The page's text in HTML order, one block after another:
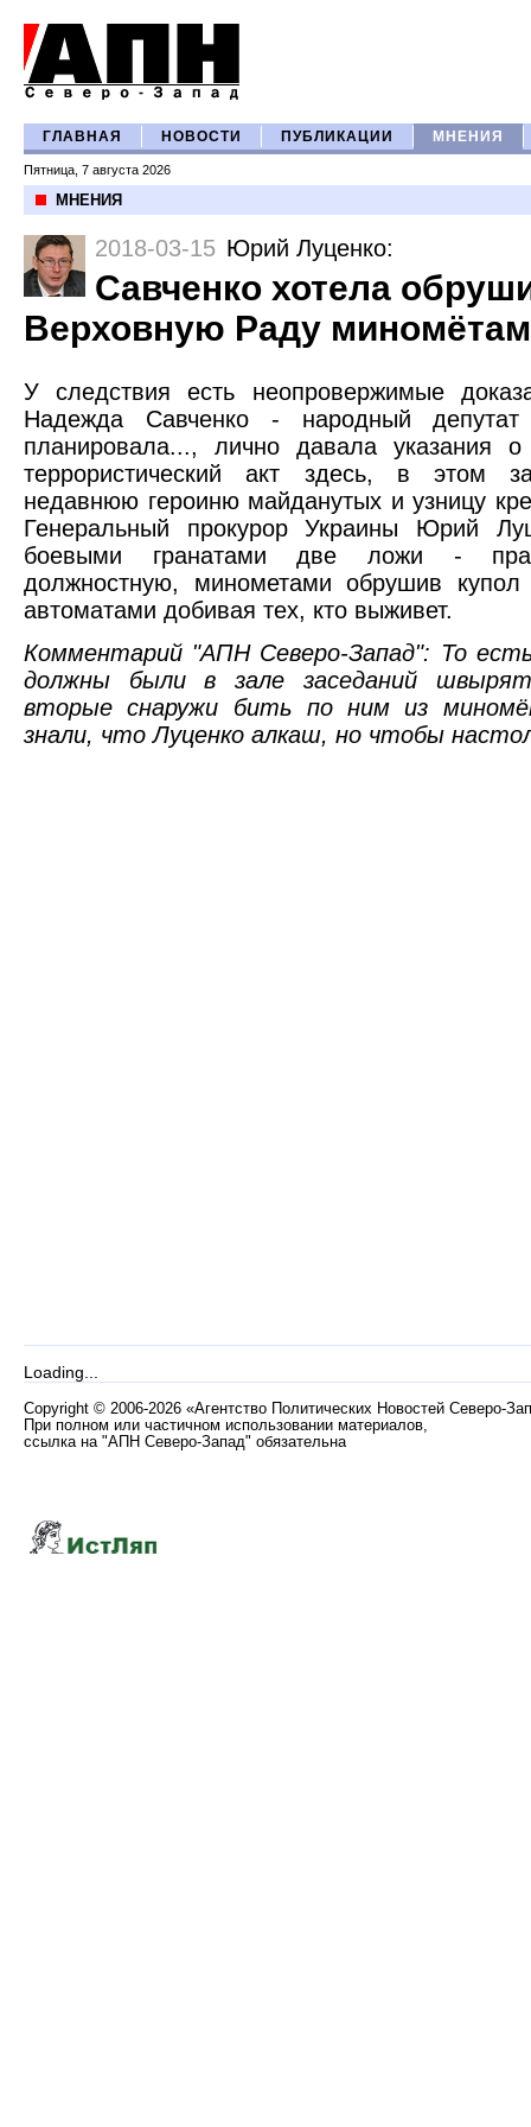
ГЛАВНАЯ НОВОСТИ ПУБЛИКАЦИИ МНЕНИЯ
Пятница, 7 августа 2026
МНЕНИЯ
2018-03-15 Юрий Луценко:
Савченко хотела
Верховную Раду
У следствия есть неопровержимые
Надежда Савченко - народный
планировала..., лично давала указания
террористический акт здесь, в
недавнюю героиню майданутых и узницу
Генеральный прокурор Украины Юрий
боевыми гранатами две ложи -
должностную, минометами обрушив
автоматами добивая тех, кто выживет.
Комментарий "АПН Северо-Запад": То
должны были в зале заседаний
вторые снаружи бить по ним из
знали, что Луценко алкаш, но чтобы
Loading...
Copyright © 2006-2026 «Агентство Политических Новостей Северо-
При полном или частичном использовании материалов,
ссылка на "АПН Северо-Запад" обязательна